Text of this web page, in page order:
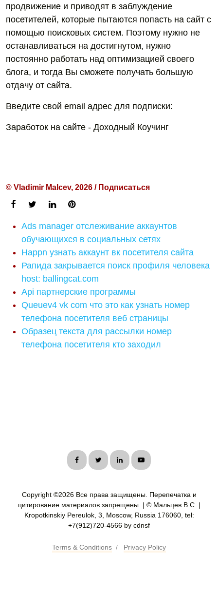
продвижение и приводят в заблуждение
посетителей, которые пытаются попасть на сайт с
помощью поисковых систем. Поэтому нужно не
останавливаться на достигнутом, нужно
постоянно работать над оптимизацией своего
блога, и тогда Вы сможете получать большую
отдачу от сайта.
Введите свой email адрес для подписки:
Заработок на сайте - Доходный Коучинг
© Vladimir Malcev, 2026 / Подписаться
Ads manager отслеживание аккаунтов
обучающихся в социальных сетях
Happn узнать аккаунт вк посетителя сайта
Рапида закрывается поиск профиля человека
host: ballingcat.com
Api партнерские программы
Queuev4 vk com что это как узнать номер
телефона посетителя веб страницы
Образец текста для рассылки номер
телефона посетителя кто заходил
Copyright ©2026 Все права защищены. Перепечатка и
цитирование материалов запрещены. | © Мальцев В.С. |
Kropotkinskiy Pereulok, 3, Moscow, Russia 176060, tel:
+7(912)720-4566 by cdnsf
Terms & Conditions / Privacy Policy